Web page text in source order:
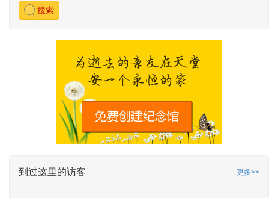
搜索
到过这里的访客 更多>>